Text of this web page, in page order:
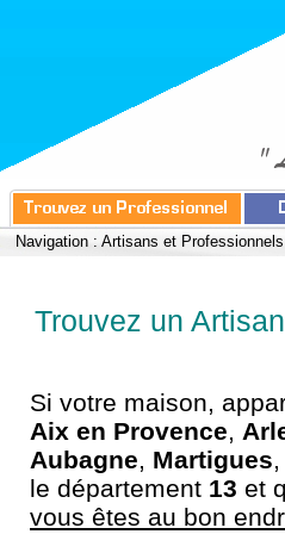
Navigation : Artisans et
Trouvez un
Si votre maison,
Aix en Provence,
Aubagne, Martigues,
le département 13 et
vous êtes au bon